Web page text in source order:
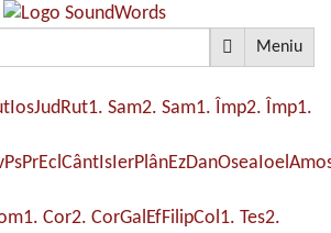
Meniu
IosJudRut1. Sam2. Sam1. Împ2. Împ1.
PsPrEclCântIsIerPlânEzDanOseaIoel
1. Cor2. CorGalEfFilipCol1. Tes2.